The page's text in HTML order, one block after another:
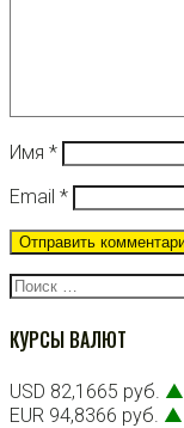
Имя *
Email *
Поиск:
КУРСЫ ВАЛЮТ
USD 82,1665 руб. ▲
EUR 94,8366 руб. ▲